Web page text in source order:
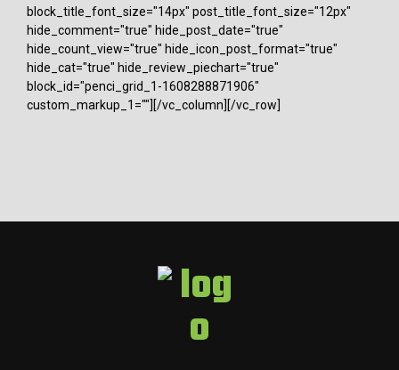
block_title_font_size="14px" post_title_font_size="12px"
hide_comment="true" hide_post_date="true"
hide_count_view="true" hide_icon_post_format="true"
hide_cat="true" hide_review_piechart="true"
block_id="penci_grid_1-1608288871906"
custom_markup_1=""][/vc_column][/vc_row]